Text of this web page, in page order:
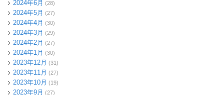
2024年6月 (28)
2024年5月 (27)
2024年4月 (30)
2024年3月 (29)
2024年2月 (27)
2024年1月 (30)
2023年12月 (31)
2023年11月 (27)
2023年10月 (19)
2023年9月 (27)